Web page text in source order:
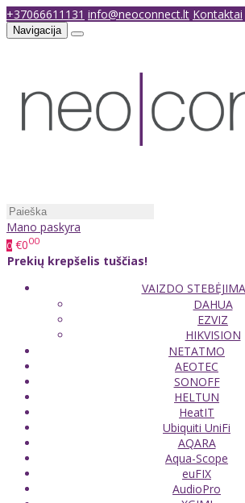
+37066611131 info@neoconnect.lt Kontaktai
Navigacija
Mano paskyra
0 €000
Prekių krepšelis tuščias!
VAIZDO
DAHUA
EZVIZ
HIKVISION
NETATMO
AEOTEC
SONOFF
HELTUN
HeatIT
Ubiquiti UniFi
AQARA
Aqua-Scope
euFIX
AudioPro